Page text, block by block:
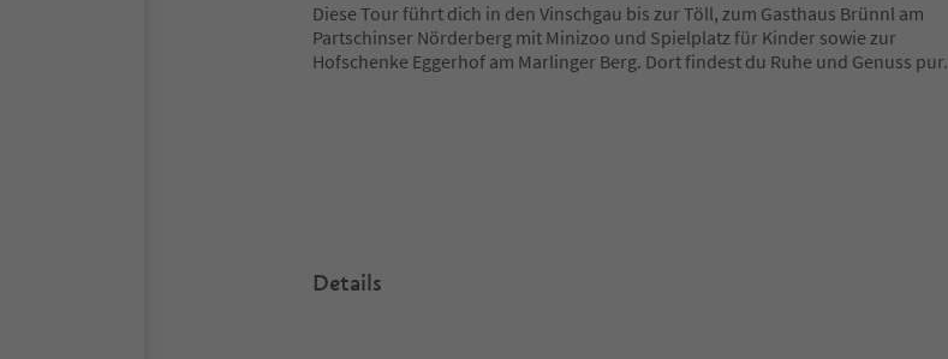
Diese Tour führt dich in den Vinschgau bis zur Töll, zum Gasthaus Brünnl am
Partschinser Nörderberg mit Minizoo und Spielplatz für Kinder sowie zur
Hofschenke Eggerhof am Marlinger Berg. Dort findest du Ruhe und Genuss pur.
Details